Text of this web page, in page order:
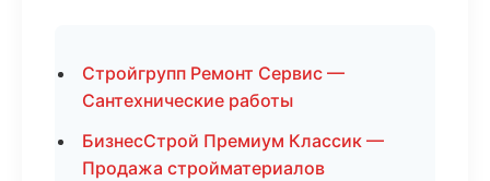
Стройгрупп Ремонт Сервис —
Сантехнические работы
БизнесСтрой Премиум Классик —
Продажа стройматериалов